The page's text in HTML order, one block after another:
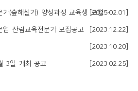
(숲해설가) 양성과정 교육생 모집공고[2025.02.01]
산림교육전문가 모집공고 [2023.12.22]
[2023.10.20]
3일 개최 공고 [2023.02.25]